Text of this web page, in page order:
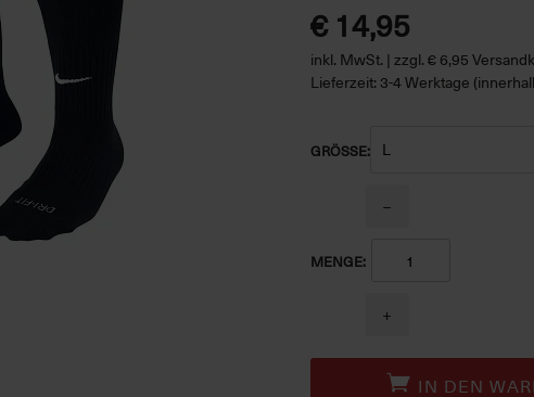
€ 14,95
inkl. MwSt. | zzgl. € 6,95
Lieferzeit: 3-4 Werktage
GRÖSSE:
MENGE:
−
+
IN DEN